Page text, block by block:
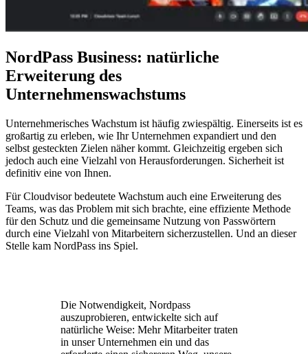
NordPass Business: natürliche
Erweiterung des
Unternehmenswachstums
Unternehmerisches Wachstum ist häufig zwiespältig. Einerseits ist es
großartig zu erleben, wie Ihr Unternehmen expandiert und den
selbst gesteckten Zielen näher kommt. Gleichzeitig ergeben sich
jedoch auch eine Vielzahl von Herausforderungen. Sicherheit ist
definitiv eine von Ihnen.
Für Cloudvisor bedeutete Wachstum auch eine Erweiterung des
Teams, was das Problem mit sich brachte, eine effiziente Methode
für den Schutz und die gemeinsame Nutzung von Passwörtern
durch eine Vielzahl von Mitarbeitern sicherzustellen. Und an dieser
Stelle kam NordPass ins Spiel.
Die Notwendigkeit, Nordpass
auszuprobieren, entwickelte sich auf
natürliche Weise: Mehr Mitarbeiter traten
in unser Unternehmen ein und das